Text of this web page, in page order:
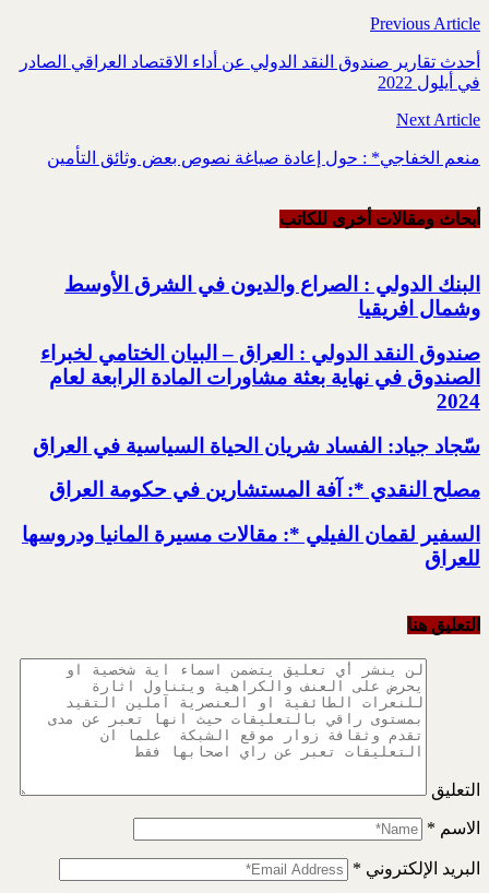
Previous Article
أحدث تقارير صندوق النقد الدولي عن أداء الاقتصاد العراقي الصادر
في أيلول 2022
Next Article
منعم الخفاجي* : حول إعادة صياغة نصوص بعض وثائق التأمين
أبحاث ومقالات أخرى للکاتب
البنك الدولي : الصراع والديون في الشرق الأوسط
وشمال افريقيا
صندوق النقد الدولي : العراق – البيان الختامي لخبراء
الصندوق في نهاية بعثة مشاورات المادة الرابعة لعام
2024
سّجاد جياد: الفساد شريان الحياة السياسية في العراق
مصلح النقدي *: آفة المستشارين في حكومة العراق
السفير لقمان الفيلي *: مقالات مسيرة المانيا ودروسها
للعراق
التعليق هنا
التعليق
الاسم *
البريد الإلكتروني *